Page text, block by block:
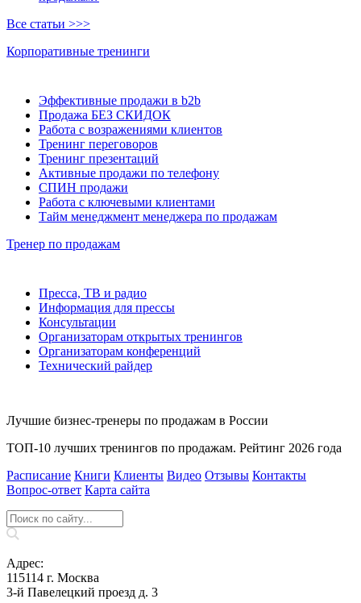
Все статьи >>>
Корпоративные тренинги
Эффективные продажи в b2b
Продажа БЕЗ СКИДОК
Работа с возражениями клиентов
Тренинг переговоров
Тренинг презентаций
Активные продажи по телефону
СПИН продажи
Работа с ключевыми клиентами
Тайм менеджмент менеджера по продажам
Тренер по продажам
Пресса, ТВ и радио
Информация для прессы
Консультации
Организаторам открытых тренингов
Организаторам конференций
Технический райдер
Лучшие бизнес-тренеры по продажам в России
ТОП-10 лучших тренингов по продажам. Рейтинг 2026 года
Расписание Книги Клиенты Видео Отзывы Контакты
Вопрос‑ответ Карта сайта
Адрес:
115114 г. Москва
3-й Павелецкий проезд д. 3